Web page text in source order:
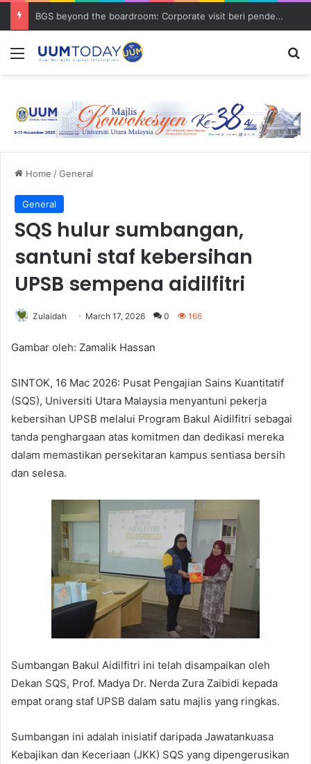
BGS beyond the boardroom: Corporate visit beri pendedahan dunia korporat kepada PELAJAR UUM
Menu
Home /General
General
SQS hulur sumbangan,
santuni staf kebersihan
UPSB sempena aidilfitri
Zulaidah March 17, 2026 0 166
Gambar oleh: Zamalik Hassan
SINTOK, 16 Mac 2026: Pusat Pengajian Sains Kuantitatif
(SQS), Universiti Utara Malaysia menyantuni pekerja
kebersihan UPSB melalui Program Bakul Aidilfitri sebagai
tanda penghargaan atas komitmen dan dedikasi mereka
dalam memastikan persekitaran kampus sentiasa bersih
dan selesa.
Sumbangan Bakul Aidilfitri ini telah disampaikan oleh
Dekan SQS, Prof. Madya Dr. Nerda Zura Zaibidi kepada
empat orang staf UPSB dalam satu majlis yang ringkas.
Sumbangan ini adalah inisiatif daripada Jawatankuasa
Kebajikan dan Keceriaan (JKK) SQS yang dipengerusikan